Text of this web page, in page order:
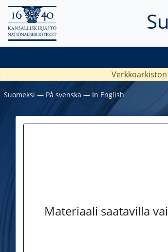
Suomeksi ― På svenska ― In English
Materiaali saatavilla